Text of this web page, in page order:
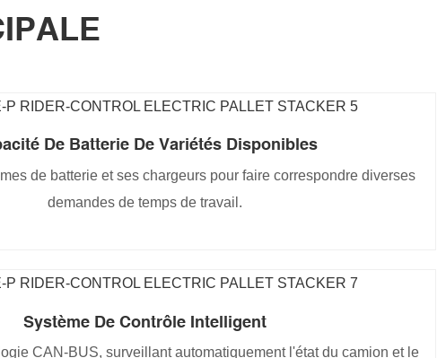
De Batterie De Variétés Disponibles
de batterie et ses chargeurs pour faire correspondre diverses
demandes de temps de travail.
Système De Contrôle Intelligent
CAN-BUS, surveillant automatiquement l'état du camion et le